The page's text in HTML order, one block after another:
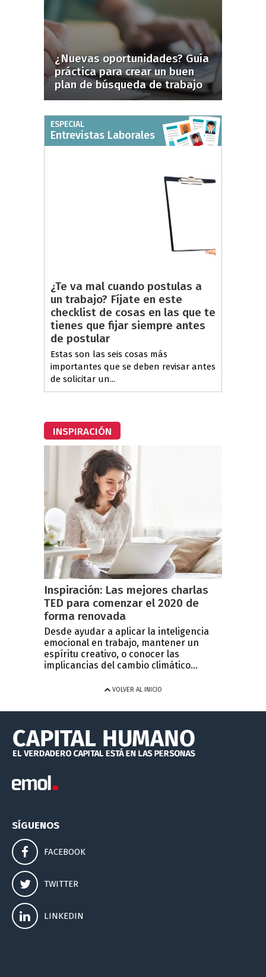
¿Nuevas oportunidades? Guía
práctica para crear un buen
plan de búsqueda de trabajo
ESPECIAL
Entrevistas Laborales
¿Te va mal cuando postulas a
un trabajo? Fíjate en este
checklist de cosas en las que te
tienes que fijar siempre antes
de postular
Estas son las seis cosas más
importantes que se deben revisar antes
de solicitar un...
INSPIRACIÓN
Inspiración: Las mejores charlas
TED para comenzar el 2020 de
forma renovada
Desde ayudar a aplicar la inteligencia
emocional en trabajo, mantener un
espíritu creativo, o conocer las
implicancias del cambio climático...
VOLVER AL INICIO
SÍGUENOS
FACEBOOK
TWITTER
LINKEDIN